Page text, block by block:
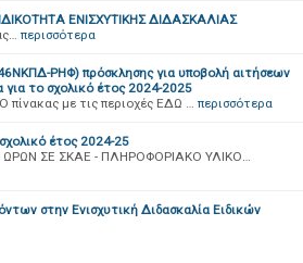
ΕΝΙΣΧΥΤΙΚΗΣ ΔΙΔΑΣΚΑΛΙΑΣ
περισσότερα
ΡΗΦ) πρόσκλησης για υποβολή αιτήσεων
το σχολικό έτος 2024-2025
με τις περιοχές ΕΔΩ … περισσότερα
έτος 2024-25
ΣΕ ΣΚΑΕ - ΠΛΗΡΟΦΟΡΙΑΚΟ ΥΛΙΚΟ…
στην Ενισχυτική Διδασκαλία Ειδικών